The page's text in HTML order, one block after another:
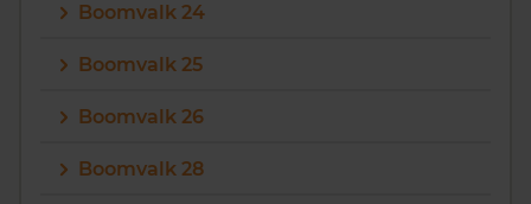
Boomvalk 24
Boomvalk 25
Boomvalk 26
Boomvalk 28